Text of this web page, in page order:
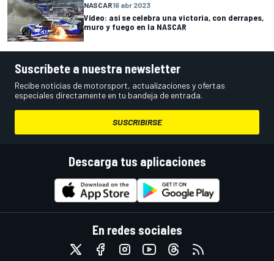
NASCAR16 abr 2023
Vídeo: así se celebra una victoria, con derrapes,
muro y fuego en la NASCAR
Suscríbete a nuestra newsletter
Recibe noticias de motorsport, actualizaciones y ofertas
especiales directamente en tu bandeja de entrada.
SUSCRIBIRSE
Descarga tus aplicaciones
En redes sociales